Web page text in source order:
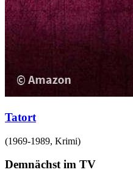
Tatort
(1969-1989, Krimi)
Demnächst im TV